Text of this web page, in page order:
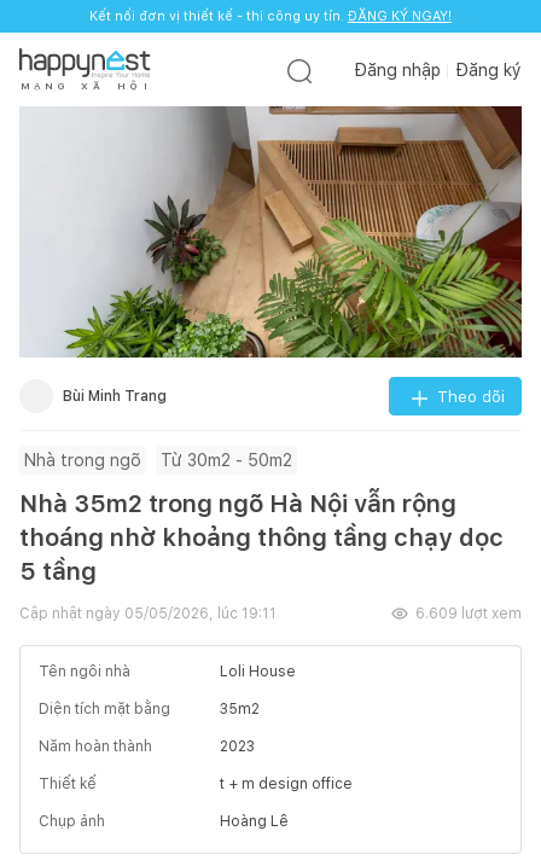
Kết nối đơn vị thiết kế - thi công uy tín. ĐĂNG KÝ NGAY!
M Ạ N G X Ã H Ộ I
Đăng nhập Đăng ký
Bùi Minh Trang Theo dõi
Nhà trong ngõ Từ 30m2 - 50m2
Nhà 35m2 trong ngõ Hà Nội vẫn rộng
thoáng nhờ khoảng thông tầng chạy dọc
5 tầng
Cập nhật ngày 05/05/2026, lúc 19:11 6.609 lượt xem
Tên ngôi nhà Loli House
Diện tích mặt bằng 35m2
Năm hoàn thành 2023
Thiết kế t + m design office
Chụp ảnh Hoàng Lê